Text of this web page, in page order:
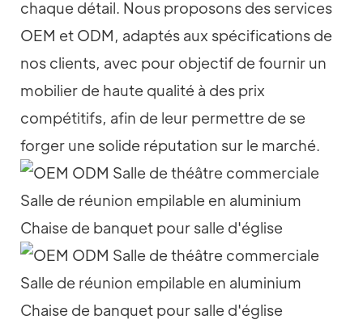
chaque détail. Nous proposons des services
OEM et ODM, adaptés aux spécifications de
nos clients, avec pour objectif de fournir un
mobilier de haute qualité à des prix
compétitifs, afin de leur permettre de se
forger une solide réputation sur le marché.